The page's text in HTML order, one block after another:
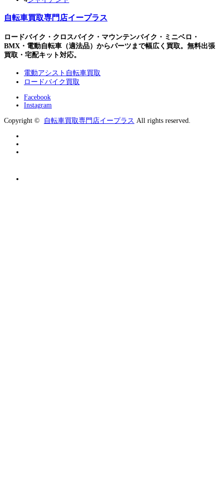
自転車買取専門店イープラス
ロードバイク・クロスバイク・マウンテンバイク・ミニベロ・
BMX・電動自転車（適法品）からパーツまで幅広く買取。無料出張
買取・宅配キット対応。
電動アシスト自転車買取
ロードバイク買取
Facebook
Instagram
Copyright © 自転車買取専門店イープラス All rights reserved.